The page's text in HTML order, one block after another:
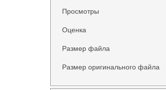
Просмотры
Оценка
Размер файла
Размер оригинального файла